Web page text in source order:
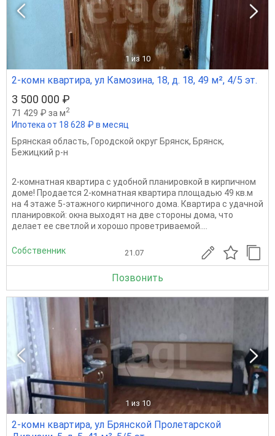
1 из 10
2-комн квартира, ул Камозина, 18, д. 18, 49 м², 4/5 эт.
3 500 000 ₽
71 429 ₽ за м2
Ипотека от 18 628 ₽ в месяц
Брянская область, Городской округ Брянск, Брянск,
Бежицкий р-н
2-комнатная квартира с удобной планировкой в кирпичном
доме! Продается 2-комнатная квартира площадью 49 кв.м
на 4 этаже 5-этажного кирпичного дома. Квартира с удачной
планировкой: окна выходят на две стороны дома, что
делает ее светлой и хорошо проветриваемой....
Собственник 21.07
Позвонить
1 из 10
2-комн квартира, ул Брянской Пролетарской